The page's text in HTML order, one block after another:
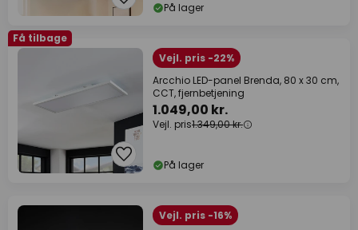
På lager
Få tilbage
Vejl. pris -22%
Arcchio LED-panel Brenda, 80 x 30 cm,
CCT, fjernbetjening
1.049,00 kr.
Vejl. pris1.349,00 kr.
På lager
Vejl. pris -16%